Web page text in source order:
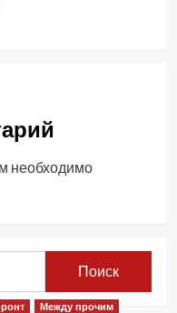
необходимо
Между прочим